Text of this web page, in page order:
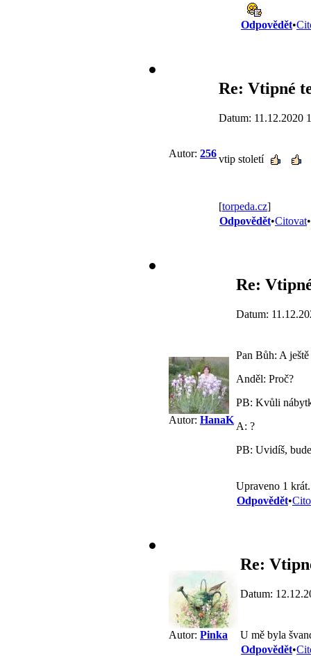
Odpovědět•
Autor: 256
Re: Vtipné
Datum: 11.12.2020
vtip století
[torpeda.cz]
Odpovědět•Citovat•
Autor: HanaK
Re:
Datum:
Pan Bůh: A
Anděl: Proč?
PB: Kvůli
A: ?
PB: Uvidíš,
Upraveno 1
Odpovědět•
Autor: Pinka
Re:
Datum:
U mě byla
Odpovědět•